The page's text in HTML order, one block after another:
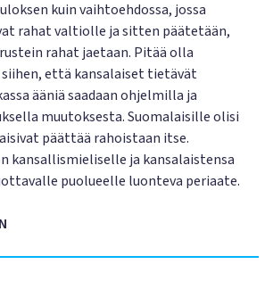
kuin vaihtoehdossa, jossa
rahat valtiolle ja sitten päätetään,
rahat jaetaan. Pitää olla
että kansalaiset tietävät
ääniä saadaan ohjelmilla ja
muutoksesta. Suomalaisille olisi
päättää rahoistaan itse.
kansallismieliselle ja kansalaistensa
puolueelle luonteva periaate.